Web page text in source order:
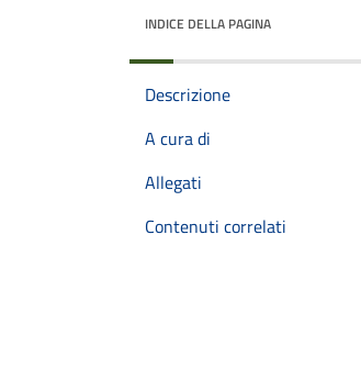
INDICE DELLA PAGINA
Descrizione
A cura di
Allegati
Contenuti correlati